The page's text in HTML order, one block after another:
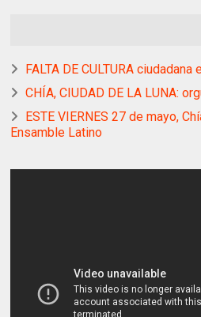
FALTA DE CULTURA ciudadana
CHÍA, CIUDAD DE LA LUNA:
ESTE VIERNES 27 de mayo,
Ensamble Latino